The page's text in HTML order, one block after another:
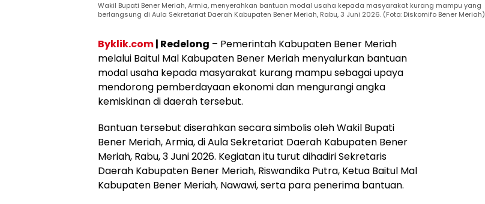
Wakil Bupati Bener Meriah, Armia, menyerahkan bantuan modal usaha kepada masyarakat kurang mampu yang
berlangsung di Aula Sekretariat Daerah Kabupaten Bener Meriah, Rabu, 3 Juni 2026. (Foto: Diskomifo Bener Meriah)
Byklik.com| Redelong – Pemerintah Kabupaten Bener Meriah
melalui Baitul Mal Kabupaten Bener Meriah menyalurkan bantuan
modal usaha kepada masyarakat kurang mampu sebagai upaya
mendorong pemberdayaan ekonomi dan mengurangi angka
kemiskinan di daerah tersebut.
Bantuan tersebut diserahkan secara simbolis oleh Wakil Bupati
Bener Meriah, Armia, di Aula Sekretariat Daerah Kabupaten Bener
Meriah, Rabu, 3 Juni 2026. Kegiatan itu turut dihadiri Sekretaris
Daerah Kabupaten Bener Meriah, Riswandika Putra, Ketua Baitul Mal
Kabupaten Bener Meriah, Nawawi, serta para penerima bantuan.